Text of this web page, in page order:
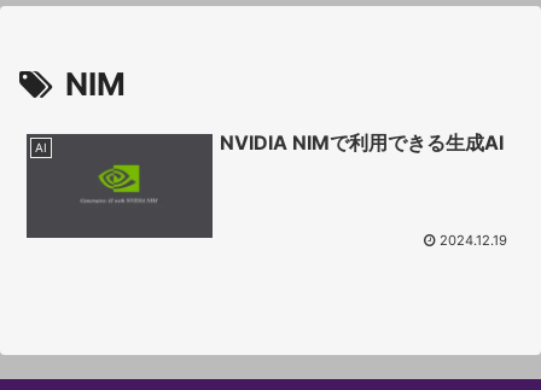
NIM
AI NVIDIA NIMで利用できる生成AI
2024.12.19